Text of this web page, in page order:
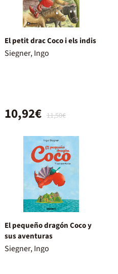
El petit drac Coco i els indis
Siegner, Ingo
11,50€
10,92€
El pequeño dragón Coco y
sus aventuras
Siegner, Ingo